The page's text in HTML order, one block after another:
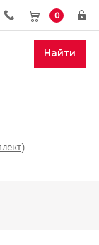
0
Найти